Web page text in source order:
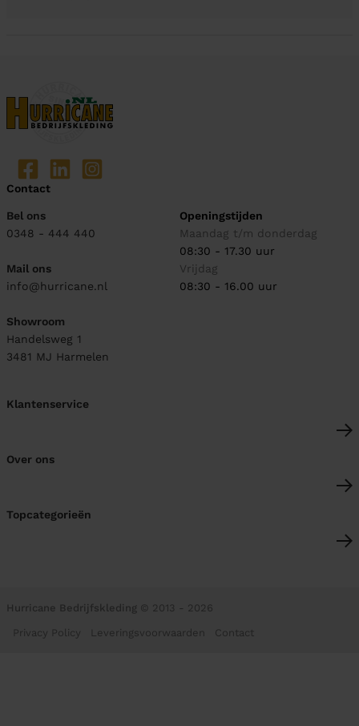
Contact
Bel ons
0348 - 444 440
Mail ons
info@hurricane.nl
Showroom
Handelsweg 1
3481 MJ Harmelen
Openingstijden
Maandag t/m donderdag
08:30 - 17.30 uur
Vrijdag
08:30 - 16.00 uur
Klantenservice
Over ons
Topcategorieën
Hurricane Bedrijfskleding © 2013 - 2026
Privacy Policy Leveringsvoorwaarden Contact